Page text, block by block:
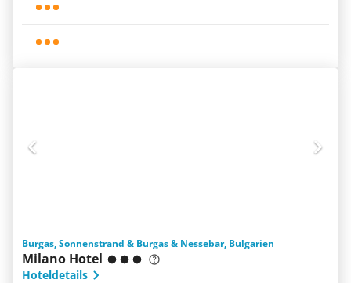
Burgas, Sonnenstrand & Burgas & Nessebar, Bulgarien
Milano Hotel
Hoteldetails